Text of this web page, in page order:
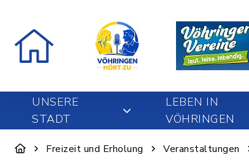
UNSERE
STADT
LEBEN IN
VÖHRINGEN
Freizeit und Erholung Veranstaltungen